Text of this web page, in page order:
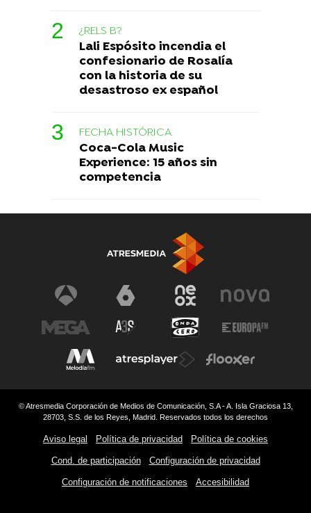
¿RELS B?
Lali Espósito incendia el
confesionario de Rosalía
con la historia de su
desastroso ex español
FECHA HISTÓRICA
Coca-Cola Music
Experience: 15 años sin
competencia
© Atresmedia Corporación de Medios de Comunicación, S.A - A. Isla Graciosa 13,
28703, S.S. de los Reyes, Madrid. Reservados todos los derechos
Aviso legal Política de privacidad Política de cookies
Cond. de participación Configuración de privacidad
Configuración de notificaciones Accesibilidad